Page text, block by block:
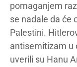
pomaganjem
se nadale da će
Palestini.
antisemitizam u
uverili su Hanu